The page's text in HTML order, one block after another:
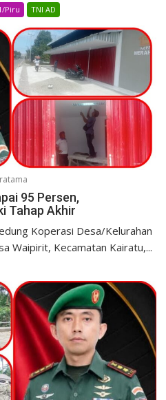
Piru TNI AD
95 Persen,
Tahap Akhir
Koperasi Desa/Kelurahan
Waipirit, Kecamatan Kairatu,...